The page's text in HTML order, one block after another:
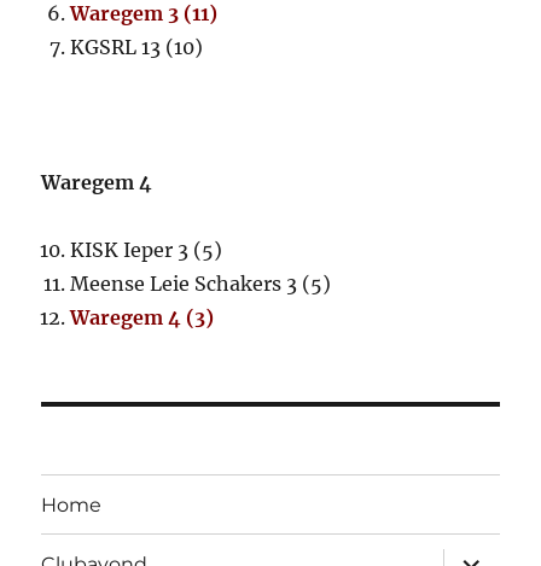
Waregem 3 (11)
KGSRL 13 (10)
Waregem 4
KISK Ieper 3 (5)
Meense Leie Schakers 3 (5)
Waregem 4 (3)
Home
Open